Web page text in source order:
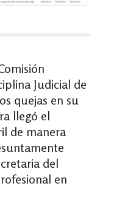
Judicial de
quejas en su
llegó el
de manera
del
en